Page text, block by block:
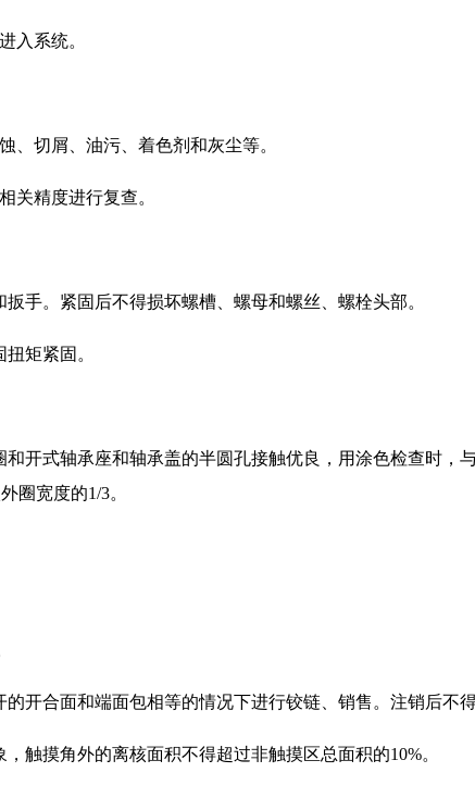
入系统。
、切屑、油污、着色剂和灰尘等。
关精度进行复查。
手。紧固后不得损坏螺槽、螺母和螺丝、螺栓头部。
矩紧固。
开式轴承座和轴承盖的半圆孔接触优良，用涂色检查时，
圈宽度的1/3。
开合面和端面包相等的情况下进行铰链、销售。注销后不
触摸角外的离核面积不得超过非触摸区总面积的10%。